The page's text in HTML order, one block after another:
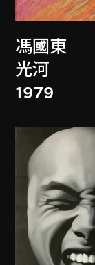
馮國東
光河
1979